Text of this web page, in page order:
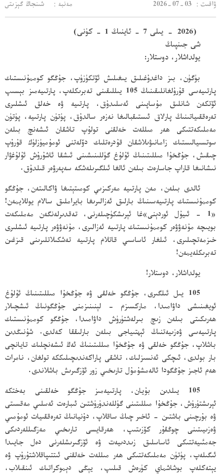
2026-07-03 ：ۋاقىت مەنبە： شىنجاڭ گېزىتى
- 2026)
يىلى 7 - ئاينىڭ 1 - كۈنى)
شى جىنپىڭ
يولداشلار، دوستلار:
بۈگۈن، بىز داغدۇغىلىق يىغىلىش ئۆتكۈزۈپ، جۇڭگو كوممۇنىستىك
پارتىيەسى قۇرۇلغانلىقىنىڭ 105 يىللىقىنى تەبرىكلەپ، پارتىيەمىز بېسىپ
ئۆتكەن شانلىق مۇساپىنى ئەسلىدۇق، پارتىيە ۋە خەلق ئىشلىرى
تەرەققىياتىنىڭ پارلاق ئىستىقبالىغا نەزەر سالدۇق، پۈتۈن پارتىيە، پۈتۈن
مەملىكەتتىكى ھەر مىللەت خەلقنى تولۇپ تاشقان ئىشەنچ بىلەن
سوتسىيالىستىك زامانىۋىلاشقان قۇدرەتلىك دۆلەتنى ئومۇميۈزلۈك قۇرۇپ
چىقىش، جۇڭخۇا مىللىتىنىڭ ئۇلۇغ گۈللىنىشىنى ئىشقا ئاشۇرۇش ئۇلۇغۋار
نىشانىغا قاراپ جاسارەت بىلەن ئالغا ئىلگىرىلەشكە سەپەرۋەر قىلدۇق.
ئالدى بىلەن، مەن پارتىيە مەركىزىي كومىتېتىغا ۋاكالىتەن، جۇڭگو
كوممۇنىستىك پارتىيەسىنىڭ بارلىق ئەزالىرىغا بايراملىق سالام يوللايمەن!
«1 - ئىيۇل ئوردېنى»غا ئېرىشكۈچىلەرنى، تەقدىرلەنگەن مەملىكەت
بويىچە مۇنەۋۋەر كوممۇنىستىك پارتىيە ئەزالىرى، مۇنەۋۋەر پارتىيە ئىشلىرى
خىزمەتچىلىرى، ئىلغار ئاساسىي قاتلام پارتىيە تەشكىلاتلىرىنى قىزغىن
تەبرىكلەيمەن!
يولداشلار، دوستلار!
105 يىل ئىلگىرى، جۇڭگو خەلقى ۋە جۇڭخۇا مىللىتىنىڭ ئۇلۇغ
ئويغىنىشى داۋامىدا، ماركسىزم - لېنىنىزمنى جۇڭگونىڭ ئىشچىلار
ھەرىكىتى بىلەن زىچ بىرلەشتۈرۈش داۋامىدا، جۇڭگو كوممۇنىستىك
پارتىيەسى ۋەزىيەتنىڭ ئېھتىياجى بىلەن بارلىققا كەلدى. شۇنىڭدىن
باشلاپ، جۇڭگو خەلقى ۋە جۇڭخۇا مىللىتىنىڭ ئەڭ ئىشەنچلىك تايانچى
بار بولدى، ئىچكى ئەنسىزلىك، تاشقى پاراكەندىچىلىككە تولغان، نامرات
ھەم ئاجىز جۇڭگودا ئالەمشۇمۇل تارىخىي زور ئۆزگىرىش باشلاندى.
105 يىلدىن بۇيان، پارتىيەمىز جۇڭگو خەلقىنى بەختكە
ئېرىشتۈرۈش، جۇڭخۇا مىللىتىنى گۈللەندۈرۈشتىن ئىبارەت ئەسلىي مەقسىتى
ۋە بۇرچىنى باشتىن - ئاخىر چىڭ ساقلاپ، دۇنيانىڭ تەرەققىيات ئومۇمىي
ۋەزىيىتىنى چوڭقۇر كۆزىتىپ، ھەرقايسى تارىخىي مەزگىللەردىكى
جەمئىيەتتىكى ئاساسلىق زىددىيەت ۋە ئۆزگىرىشلەرنى دەل جايىدا
ئىگىلەپ، پۈتۈن مەملىكەتتىكى ھەر مىللەت خەلقنى ئىتتىپاقلاشتۇرۇپ ۋە
يېتەكلەپ بوشاشماي كۈرەش قىلىپ، يېڭى دېموكراتىك ئىنقىلاب،